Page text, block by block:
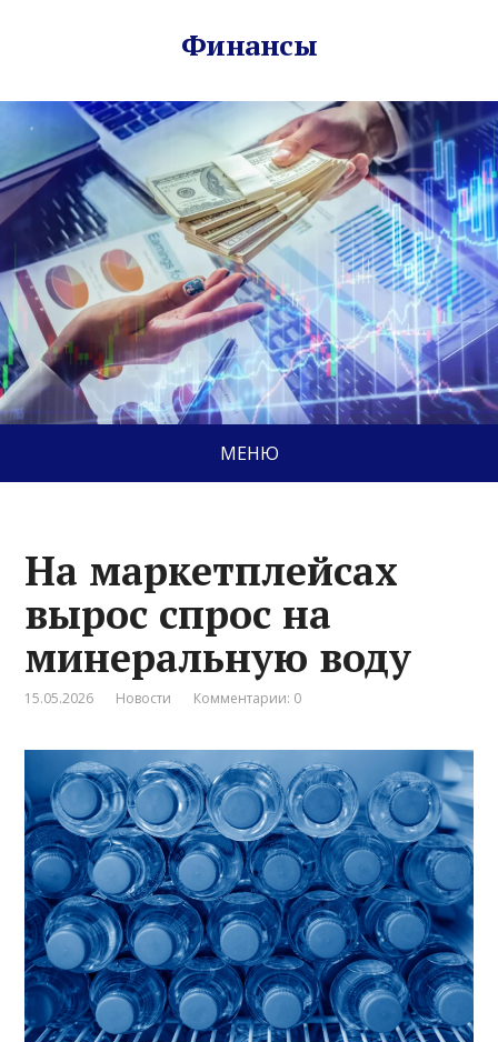
Финансы
МЕНЮ
На маркетплейсах
вырос спрос на
минеральную воду
15.05.2026 Новости Комментарии: 0